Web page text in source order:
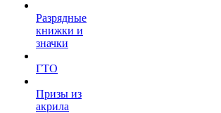
Разрядные
книжки и
значки
ГТО
Призы из
акрила